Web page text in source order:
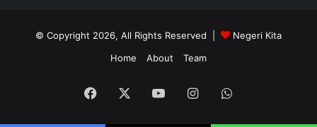
© Copyright 2026, All Rights Reserved |
Negeri Kita
Home
About Team
Facebook YouTubeInstagramWhatsApp